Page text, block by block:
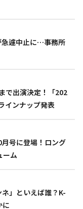
急遽中止に…事務所
で出演決定！「202
インナップ発表
号に登場！ロング
ーム
」といえば誰？K-
に